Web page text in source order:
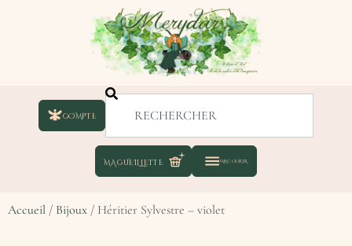
COMPTE
Accueil / Bijoux / Héritier Sylvestre – violet